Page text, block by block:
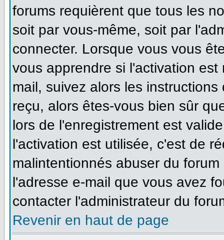
forums requièrent que tous les
soit par vous-même, soit par
connecter. Lorsque vous vous
vous apprendre si l'activation
mail, suivez alors les
reçu, alors êtes-vous bien sûr
lors de l'enregistrement est
l'activation est utilisée, c'est de
malintentionnés abuser du
l'adresse e-mail que vous avez
contacter l'administrateur du
Revenir en haut de page